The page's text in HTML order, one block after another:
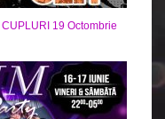
19 Octombrie